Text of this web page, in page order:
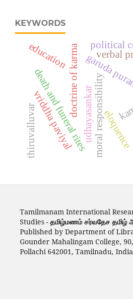
KEYWORDS
garuda
doctrine of karma moral responsibility
death and funeral rites eloquence
verbal
political
vriddha paviyaludhayasankar
thiruvalluvar
education
Tamilmanam International
Studies - தமிழ்மணம் சர்வதேச தமிழ்
Published by Department of
Gounder Mahalingam College,
Pollachi 642001, Tamilnadu, India